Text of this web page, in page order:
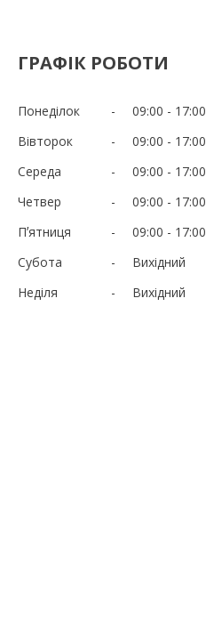
ГРАФІК РОБОТИ
Понеділок 09:00
17:00
Вівторок
09:00
17:00
Середа
09:00
17:00
Четвер
09:00
17:00
Пʼятниця
09:00
17:00
Субота
Вихідний
Неділя
Вихідний